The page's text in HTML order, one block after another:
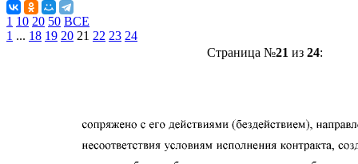
1 10 20 50 ВСЕ
1 ... 18 19 20 21 22 23 24
Страница №21 из 24: